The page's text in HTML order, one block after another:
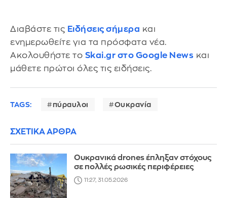
Διαβάστε τις Ειδήσεις σήμερα και
ενημερωθείτε για τα πρόσφατα νέα.
Ακολουθήστε το Skai.gr στο Google News και
μάθετε πρώτοι όλες τις ειδήσεις.
TAGS: πύραυλοι Ουκρανία
ΣΧΕΤΙΚΑ ΑΡΘΡΑ
Ουκρανικά drones έπληξαν στόχους
σε πολλές ρωσικές περιφέρειες
11:27, 31.05.2026